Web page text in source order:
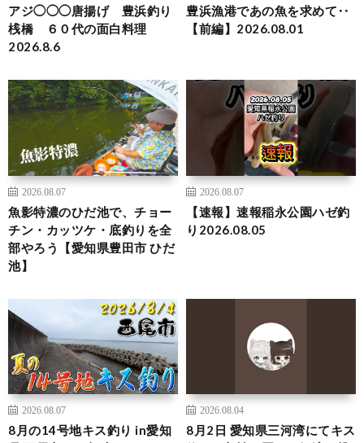
アジ◯◯◯唐揚げ 豊浜釣り
桟橋 ６０代の面白料理
2026.8.6
豊浜漁港であの魚を求めて‥
【前編】2026.08.01
2026.08.07
魚影特濃のひだ池で、チョー
チン・カッツケ・底釣りを全
部やろう【愛知県豊田市 ひだ
池】
2026.08.07
【速報】速報稲永公園ハゼ釣
り2026.08.05
2026.08.07
8月の14号地キス釣り in愛知
2026.08.04
8月2日 愛知県三河湾にてキス